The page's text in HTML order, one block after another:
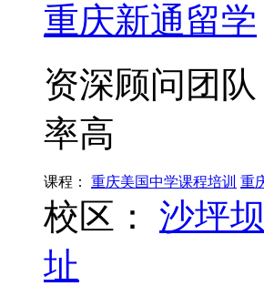
重庆新通留学
资深顾问团
率高
课程： 重庆美国中学课程培训 重
校区： 沙坪
址